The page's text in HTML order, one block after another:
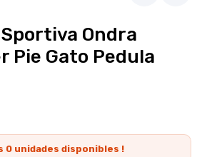
Ondra
Pie Gato Pedula
0unidades disponibles !